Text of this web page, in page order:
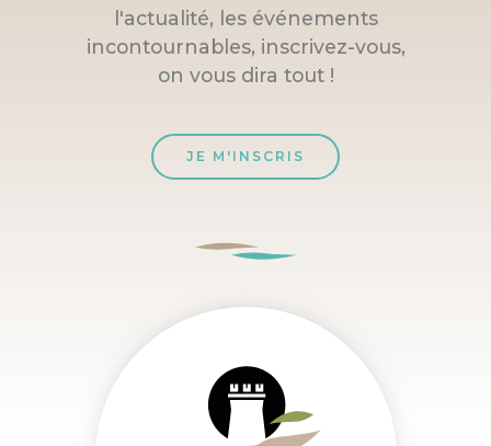
l'actualité, les événements
incontournables, inscrivez-vous,
on vous dira tout !
JE M'INSCRIS